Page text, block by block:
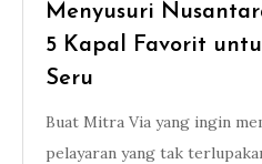
Menyusuri
5 Kapal Favorit
Seru
Buat Mitra Via yang ingin
pelayaran yang tak